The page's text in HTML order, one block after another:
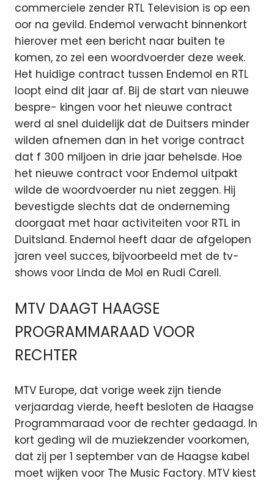
commerciele zender RTL Television is op een
oor na gevild. Endemol verwacht binnenkort
hierover met een bericht naar buiten te
komen, zo zei een woordvoerder deze week.
Het huidige contract tussen Endemol en RTL
loopt eind dit jaar af. Bij de start van nieuwe
bespre- kingen voor het nieuwe contract
werd al snel duidelijk dat de Duitsers minder
wilden afnemen dan in het vorige contract
dat f 300 miljoen in drie jaar behelsde. Hoe
het nieuwe contract voor Endemol uitpakt
wilde de woordvoerder nu niet zeggen. Hij
bevestigde slechts dat de onderneming
doorgaat met haar activiteiten voor RTL in
Duitsland. Endemol heeft daar de afgelopen
jaren veel succes, bijvoorbeeld met de tv-
shows voor Linda de Mol en Rudi Carell.
MTV DAAGT HAAGSE
PROGRAMMARAAD VOOR
RECHTER
MTV Europe, dat vorige week zijn tiende
verjaardag vierde, heeft besloten de Haagse
Programmaraad voor de rechter gedaagd. In
kort geding wil de muziekzender voorkomen,
dat zij per 1 september van de Haagse kabel
moet wijken voor The Music Factory. MTV kiest